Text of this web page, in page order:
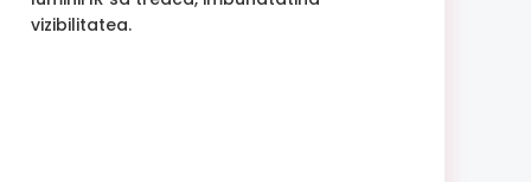
vizibilitatea.